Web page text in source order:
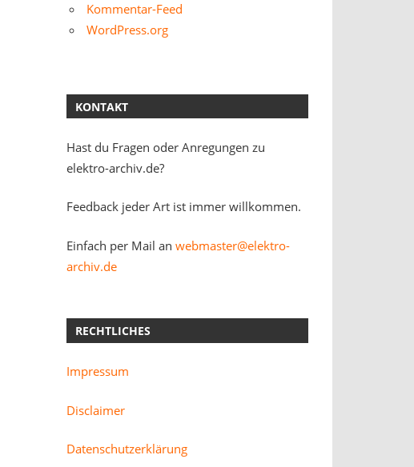
Kommentar-Feed
WordPress.org
KONTAKT
Hast du Fragen oder Anregungen zu
elektro-archiv.de?
Feedback jeder Art ist immer willkommen.
Einfach per Mail an webmaster@elektro-
archiv.de
RECHTLICHES
Impressum
Disclaimer
Datenschutzerklärung